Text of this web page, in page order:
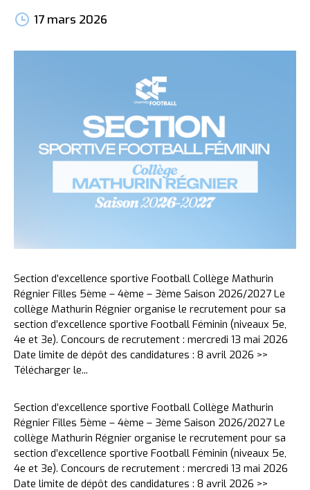
17 mars 2026
Section d’excellence sportive Football Collège Mathurin
Régnier Filles 5ème – 4ème – 3ème Saison 2026/2027 Le
collège Mathurin Régnier organise le recrutement pour sa
section d’excellence sportive Football Féminin (niveaux 5e,
4e et 3e). Concours de recrutement : mercredi 13 mai 2026
Date limite de dépôt des candidatures : 8 avril 2026 >>
Télécharger le...
Section d’excellence sportive Football Collège Mathurin
Régnier Filles 5ème – 4ème – 3ème Saison 2026/2027 Le
collège Mathurin Régnier organise le recrutement pour sa
section d’excellence sportive Football Féminin (niveaux 5e,
4e et 3e). Concours de recrutement : mercredi 13 mai 2026
Date limite de dépôt des candidatures : 8 avril 2026 >>